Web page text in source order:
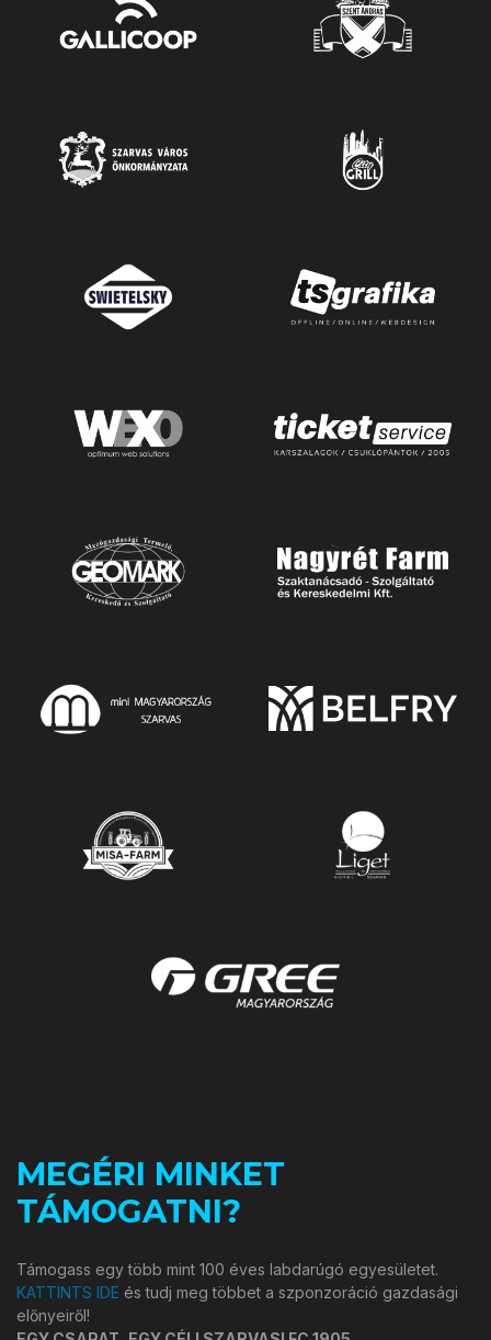
MEGÉRI MINKET
TÁMOGATNI?
Támogass egy több mint 100 éves labdarúgó egyesületet.
KATTINTS IDE és tudj meg többet a szponzoráció gazdasági
előnyeiről!